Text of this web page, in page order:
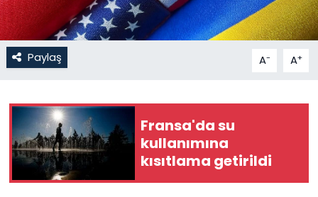
Paylaş A- A+
Fransa'da su
kullanımına
kısıtlama getirildi
Politika
SAĞLIK
Spor
Teknoloji
TÜRKiYE